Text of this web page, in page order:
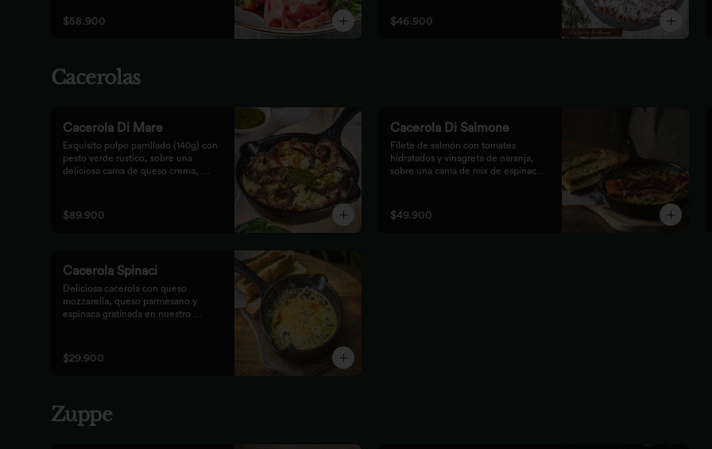
focaccia.
$58.900
frutos secos.
$46.900
Cacerolas
Cacerola Di Mare
Exquisito pulpo parrillado (140g) con
pesto verde rústico, sobre una
deliciosa cama de queso crema,
acompañado de pan focaccia.
$89.900
Cacerola Di Salmone
Filete de salmón con tomates
hidratados y vinagreta de naranja,
sobre una cama de mix de espinaca
rústico.
$49.900
Cacerola Spinaci
Deliciosa cacerola con queso
mozzarella, queso parmesano y
espinaca gratinada en nuestro
$29.900
Zuppe